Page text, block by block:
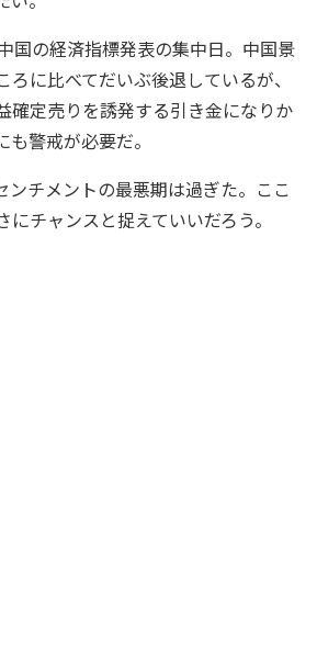
国の経済指標発表の集中日。中国景
に比べてだいぶ後退しているが、
確定売りを誘発する引き金になりか
警戒が必要だ。
ンチメントの最悪期は過ぎた。ここ
チャンスと捉えていいだろう。